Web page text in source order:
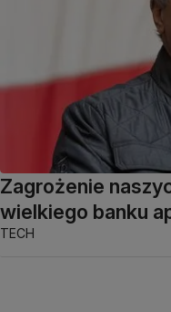
Zagrożenie
wielkiego banku
TECH